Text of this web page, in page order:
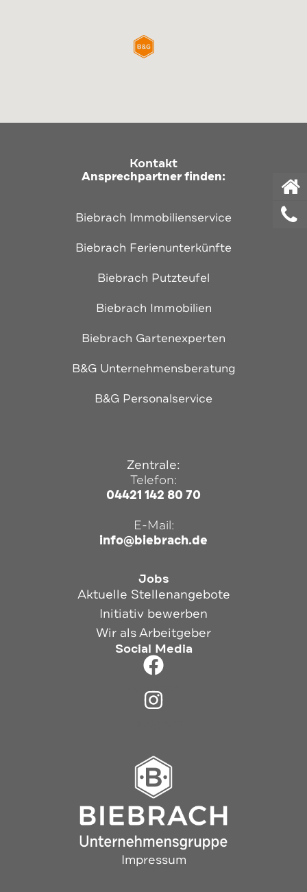
Kontakt
Ansprechpartner finden:
Biebrach Immobilienservice
Biebrach Ferienunterkünfte
Biebrach Putzteufel
Biebrach Immobilien
Biebrach Gartenexperten
B&G Unternehmensberatung
B&G Personalservice
Zentrale:
Telefon:
04421 142 80 70
E-Mail:
info@biebrach.de
Jobs
Aktuelle Stellenangebote
Initiativ bewerben
Wir als Arbeitgeber
Social Media
facebook
Impressum